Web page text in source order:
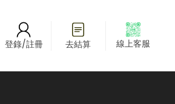
登錄/註冊 去結算 線上客服